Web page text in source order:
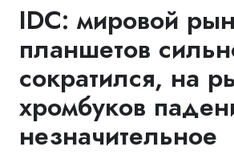
IDC: мировой
планшетов
сократился, на
хромбуков
незначительное